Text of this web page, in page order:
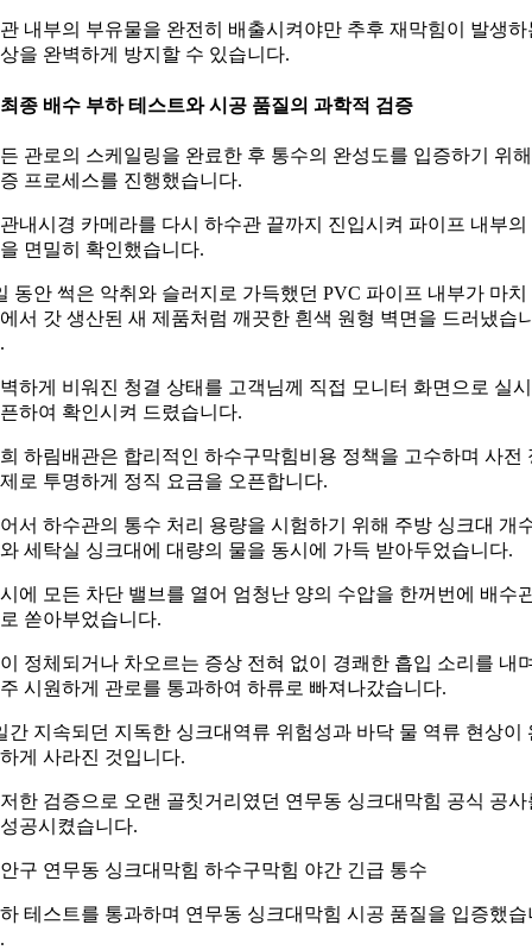
내부의 부유물을 완전히 배출시켜야만 추후 재막힘이 발생하
을 완벽하게 방지할 수 있습니다.
종 배수 부하 테스트와 시공 품질의 과학적 검증
관로의 스케일링을 완료한 후 통수의 완성도를 입증하기 위해
프로세스를 진행했습니다.
내시경 카메라를 다시 하수관 끝까지 진입시켜 파이프 내부의
면밀히 확인했습니다.
동안 썩은 악취와 슬러지로 가득했던 PVC 파이프 내부가 마치
서 갓 생산된 새 제품처럼 깨끗한 흰색 원형 벽면을 드러냈습
하게 비워진 청결 상태를 고객님께 직접 모니터 화면으로 실
하여 확인시켜 드렸습니다.
하림배관은 합리적인 하수구막힘비용 정책을 고수하며 사전
로 투명하게 정직 요금을 오픈합니다.
서 하수관의 통수 처리 용량을 시험하기 위해 주방 싱크대 개
세탁실 싱크대에 대량의 물을 동시에 가득 받아두었습니다.
에 모든 차단 밸브를 열어 엄청난 양의 수압을 한꺼번에 배수
쏟아부었습니다.
정체되거나 차오르는 증상 전혀 없이 경쾌한 흡입 소리를 내
시원하게 관로를 통과하여 하류로 빠져나갔습니다.
간 지속되던 지독한 싱크대역류 위험성과 바닥 물 역류 현상이
게 사라진 것입니다.
한 검증으로 오랜 골칫거리였던 연무동 싱크대막힘 공식 공사
공시켰습니다.
구 연무동 싱크대막힘 하수구막힘 야간 긴급 통수
테스트를 통과하며 연무동 싱크대막힘 시공 품질을 입증했습